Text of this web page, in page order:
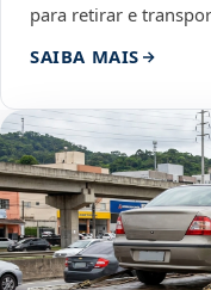
para retirar e
SAIBA MAIS